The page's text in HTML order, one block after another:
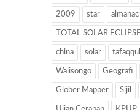
2009 star almanac
TOTAL SOLAR
china solar
Walisongo Geografi
Glober Mapper Sijil